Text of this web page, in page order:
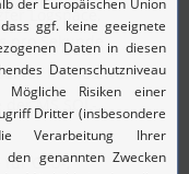
Logspace,
pro Sekunde
im Netzwerk
MS SQL-
CPU-,